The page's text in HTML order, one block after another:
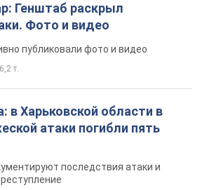
Генштаб раскрыл
Фото и видео
публиковали фото и видео
6,2 т.
в Харьковской области в
атаки погибли пять
последствия атаки и